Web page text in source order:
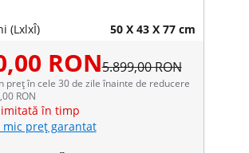
(LxlxÎ) 50 X 43 X 77 cm
RON5.899,00 RON
preț în cele 30 de zile înainte de reducere
RON
în timp
mic preț garantat